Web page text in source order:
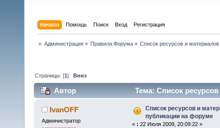
Начало Помощь Поиск Вход Регистрация
» Администрация» Правила Форума» Список ресурсов и
Страницы: [1]Вниз
Автор
Тема: Список
(Прочитано 32141 раз)
IvanOFF
Администратор
Список ресурсов и
публикации на форуме
« : 22 Июля 2009, 20:09:22 »